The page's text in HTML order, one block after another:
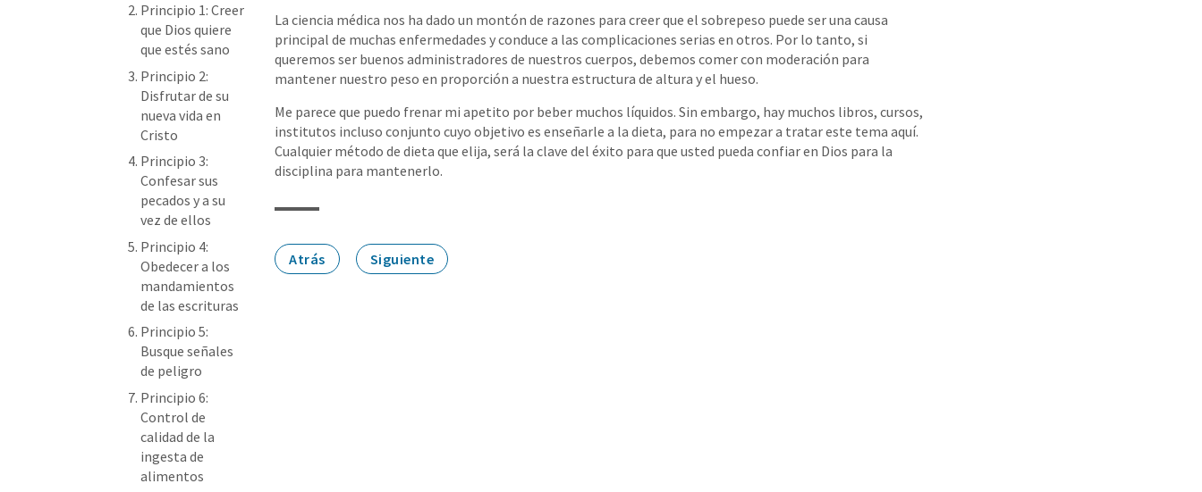
Principio 1: Creer
que Dios quiere
que estés sano
Principio 2:
Disfrutar de su
nueva vida en
Cristo
Principio 3:
Confesar sus
pecados y a su
vez de ellos
Principio 4:
Obedecer a los
mandamientos
de las escrituras
Principio 5:
Busque señales
de peligro
Principio 6:
Control de
calidad de la
ingesta de
alimentos
La ciencia médica nos ha dado un montón de razones para creer que el sobrepeso puede ser una causa
principal de muchas enfermedades y conduce a las complicaciones serias en otros. Por lo tanto, si
queremos ser buenos administradores de nuestros cuerpos, debemos comer con moderación para
mantener nuestro peso en proporción a nuestra estructura de altura y el hueso.
Me parece que puedo frenar mi apetito por beber muchos líquidos. Sin embargo, hay muchos libros, cursos,
institutos incluso conjunto cuyo objetivo es enseñarle a la dieta, para no empezar a tratar este tema aquí.
Cualquier método de dieta que elija, será la clave del éxito para que usted pueda confiar en Dios para la
disciplina para mantenerlo.
Atrás Siguiente